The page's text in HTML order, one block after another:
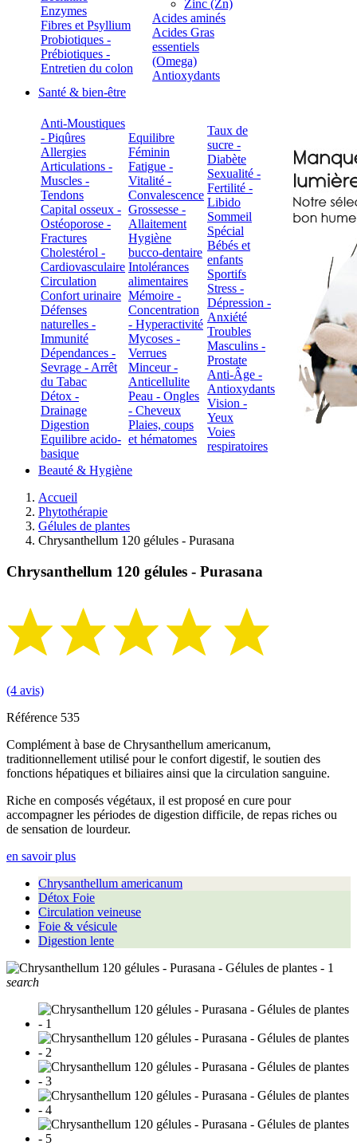
Enzymes
Fibres et Psyllium
Probiotiques -
Prébiotiques -
Entretien du colon
Zinc (Zn)
Acides aminés
Acides Gras
essentiels
(Omega)
Antioxydants
Santé & bien-être
Anti-Moustiques
- Piqûres
Allergies
Articulations -
Muscles -
Tendons
Capital osseux -
Ostéoporose -
Fractures
Cholestérol -
Cardiovasculaire
Circulation
Confort urinaire
Défenses
naturelles -
Immunité
Dépendances -
Sevrage - Arrêt
du Tabac
Détox -
Drainage
Digestion
Equilibre acido-
basique
Equilibre
Féminin
Fatigue -
Vitalité -
Convalescence
Grossesse -
Allaitement
Hygiène
bucco-dentaire
Intolérances
alimentaires
Mémoire -
Concentration
- Hyperactivité
Mycoses -
Verrues
Minceur -
Anticellulite
Peau - Ongles
- Cheveux
Plaies, coups
et hématomes
Taux de
sucre -
Diabète
Sexualité -
Fertilité -
Libido
Sommeil
Spécial
Bébés et
enfants
Sportifs
Stress -
Dépression -
Anxiété
Troubles
Masculins -
Prostate
Anti-Âge -
Antioxydants
Vision -
Yeux
Voies
respiratoires
Beauté & Hygiène
Accueil
Phytothérapie
Gélules de plantes
Chrysanthellum 120 gélules - Purasana
Chrysanthellum 120 gélules - Purasana
(4 avis)
Référence 535
Complément à base de Chrysanthellum americanum,
traditionnellement utilisé pour le confort digestif, le soutien des
fonctions hépatiques et biliaires ainsi que la circulation sanguine.
Riche en composés végétaux, il est proposé en cure pour
accompagner les périodes de digestion difficile, de repas riches ou
de sensation de lourdeur.
en savoir plus
Chrysanthellum americanum
Détox Foie
Circulation veineuse
Foie & vésicule
Digestion lente
search